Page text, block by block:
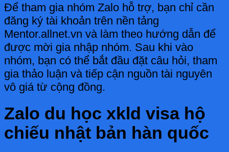
Để tham gia nhóm Zalo hỗ trợ, bạn chỉ cần
đăng ký tài khoản trên nền tảng
Mentor.allnet.vn và làm theo hướng dẫn để
được mời gia nhập nhóm. Sau khi vào
nhóm, bạn có thể bắt đầu đặt câu hỏi, tham
gia thảo luận và tiếp cận nguồn tài nguyên
vô giá từ cộng đồng.
Zalo du học xkld visa hộ
chiếu nhật bản hàn quốc